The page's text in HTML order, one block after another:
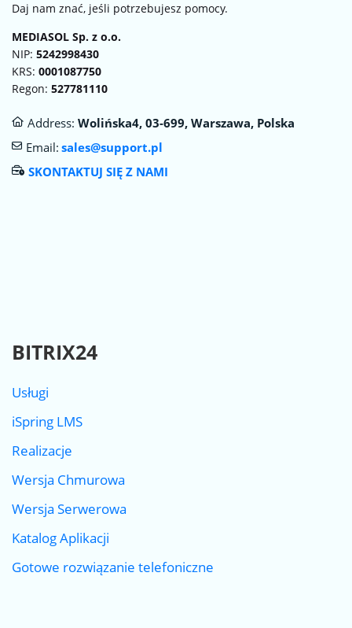
Daj nam znać, jeśli potrzebujesz pomocy.
MEDIASOL Sp. z o.о.
NIP: 5242998430
KRS: 0001087750
Regon: 527781110
Address: Wolińska4, 03-699, Warszawa, Polska
Email: sales@support.pl
SKONTAKTUJ SIĘ Z NAMI
BITRIX24
Usługi
iSpring LMS
Realizacje
Wersja Chmurowa
Wersja Serwerowa
Katalog Aplikacji
Gotowe rozwiązanie telefoniczne